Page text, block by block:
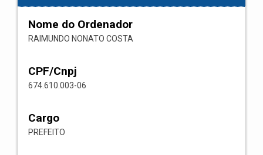
Nome do Ordenador
RAIMUNDO NONATO COSTA
CPF/Cnpj
674.610.003-06
Cargo
PREFEITO